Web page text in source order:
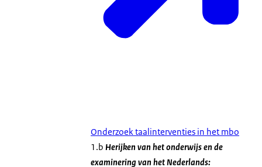
Onderzoek taalinterventies in het mbo
1.b Herijken van het onderwijs en de
examinering van het Nederlands: